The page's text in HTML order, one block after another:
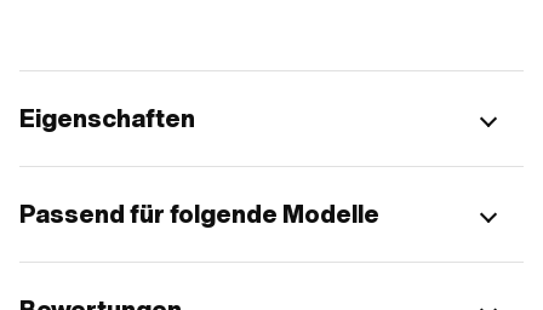
Eigenschaften
Passend für folgende Modelle